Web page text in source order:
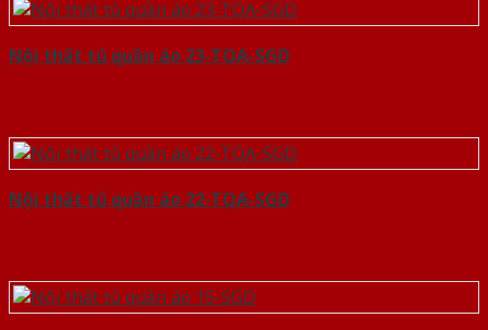
Nội thất tủ quần áo 23-TQA-SGD
Nội thất tủ quần áo 22-TQA-SGD